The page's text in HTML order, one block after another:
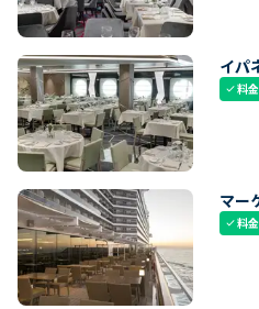
イパ
check料
マー
check料